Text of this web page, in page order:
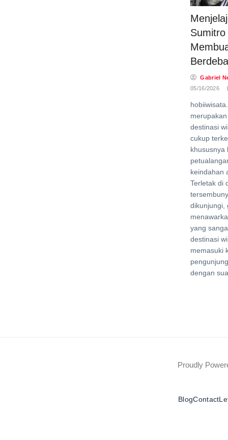
Gabriel
05/16/2026
destinasi
cukup
khususnya
keindahan
Terletak di
dikunjungi,
yang
destinasi
memasuki
dengan
Proudly
BlogContact